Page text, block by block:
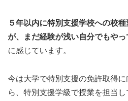
５年以内に特別支援学校への校
が、まだ経験が浅い自分でもや
に感じています。
今は大学で特別支援の免許取得
ら、特別支援学級で授業を担当